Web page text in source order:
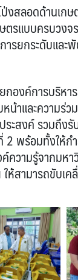
สลอดด้านเก
แบบครบวงจ
รยกระดับแล
องค์การบริหา
น้าและความร่
ะสงค์ รวมถึง
2 พร้อมทั้งให้
วามรู้จากมห
สามารถขับเ